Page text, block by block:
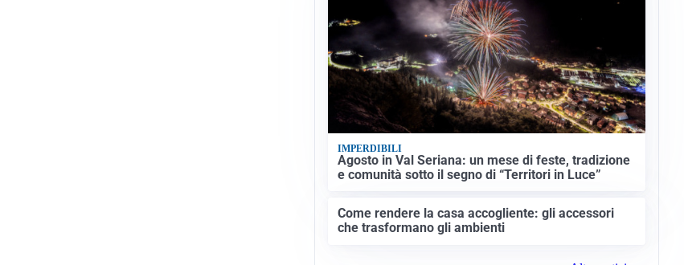
IMPERDIBILI
Agosto in Val Seriana: un mese di feste, tradizione
e comunità sotto il segno di “Territori in Luce”
Come rendere la casa accogliente: gli accessori
che trasformano gli ambienti